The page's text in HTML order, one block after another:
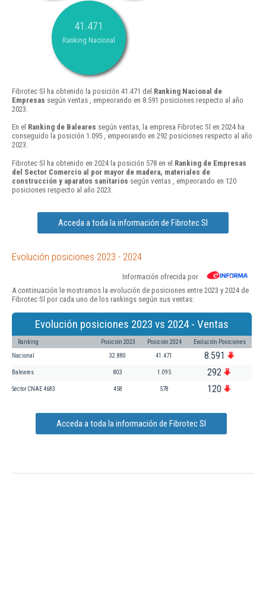
41.471
Ranking Nacional
Fibrotec Sl ha obtenido la posición 41.471 del Ranking Nacional de
Empresas según ventas , empeorando en 8.591 posiciones respecto al año
2023.
En el Ranking de Baleares según ventas, la empresa Fibrotec Sl en 2024 ha
conseguido la posición 1.095 , empeorando en 292 posiciones respecto al año
2023.
Fibrotec Sl ha obtenido en 2024 la posición 578 en el Ranking de Empresas
del Sector Comercio al por mayor de madera, materiales de
construcción y aparatos sanitarios según ventas , empeorando en 120
posiciones respecto al año 2023.
Acceda a toda la información de Fibrotec Sl
Evolución posiciones 2023 - 2024
Información ofrecida por
A continuación le mostramos la evolución de posiciones entre 2023 y 2024 de
Fibrotec Sl por cada uno de los rankings según sus ventas:
Evolución posiciones 2023 vs 2024 - Ventas
Ranking Posición 2023 Posición 2024 Evolución Posiciones
Nacional 32.880 41.471 8.591
Baleares 803 1.095 292
Sector CNAE 4683 458 578 120
Acceda a toda la información de Fibrotec Sl